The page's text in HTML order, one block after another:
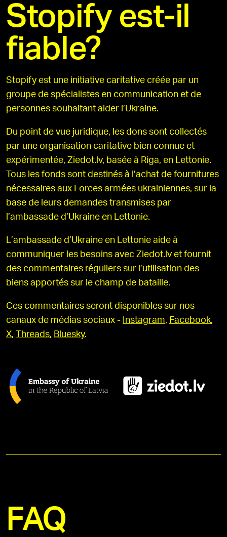
Stopify est-il
fiable?
Stopify est une initiative caritative créée par un
groupe de spécialistes en communication et de
personnes souhaitant aider l’Ukraine.
Du point de vue juridique, les dons sont collectés
par une organisation caritative bien connue et
expérimentée, Ziedot.lv, basée à Riga, en Lettonie.
Tous les fonds sont destinés à l’achat de fournitures
nécessaires aux Forces armées ukrainiennes, sur la
base de leurs demandes transmises par
l’ambassade d’Ukraine en Lettonie.
L’ambassade d’Ukraine en Lettonie aide à
communiquer les besoins avec Ziedot.lv et fournit
des commentaires réguliers sur l’utilisation des
biens apportés sur le champ de bataille.
Ces commentaires seront disponibles sur nos
canaux de médias sociaux - Instagram, Facebook,
X, Threads, Bluesky.
FAQ